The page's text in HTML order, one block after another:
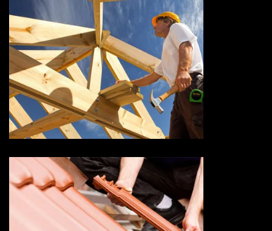
Couvreur charpentier 73
Savoie